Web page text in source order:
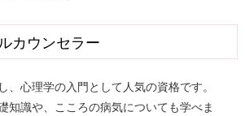
カウンセラー
、心理学の入門として人気の資格です。
知識や、こころの病気についても学べま